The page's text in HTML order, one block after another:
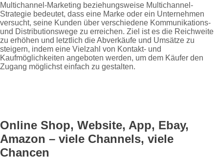
Multichannel-Marketing beziehungsweise Multichannel-
Strategie bedeutet, dass eine Marke oder ein Unternehmen
versucht, seine Kunden über verschiedene Kommunikations-
und Distributionswege zu erreichen. Ziel ist es die Reichweite
zu erhöhen und letztlich die Abverkäufe und Umsätze zu
steigern, indem eine Vielzahl von Kontakt- und
Kaufmöglichkeiten angeboten werden, um dem Käufer den
Zugang möglichst einfach zu gestalten.
Online Shop, Website, App, Ebay,
Amazon – viele Channels, viele
Chancen